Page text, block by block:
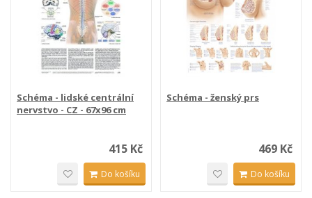
Schéma - lidské centrální
nervstvo - CZ - 67x96 cm
415 Kč
Do košíku
Schéma - ženský prs
469 Kč
Do košíku